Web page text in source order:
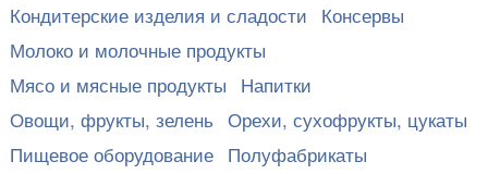
Кондитерские изделия и сладости Консервы
Молоко и молочные продукты
Мясо и мясные продукты Напитки
Овощи, фрукты, зелень Орехи, сухофрукты, цукаты
Пищевое оборудование Полуфабрикаты